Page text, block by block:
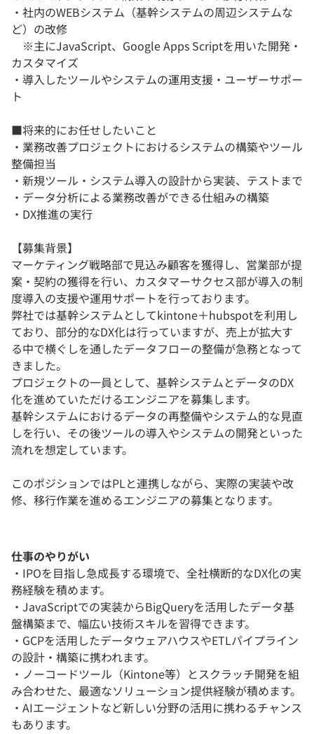
・社内のWEBシステム（基幹システムの周辺システムな
ど）の改修
※主にJavaScript、Google Apps Scriptを用いた開発・
カスタマイズ
・導入したツールやシステムの運用支援・ユーザーサポー
ト
■将来的にお任せしたいこと
・業務改善プロジェクトにおけるシステムの構築やツール
整備担当
・新規ツール・システム導入の設計から実装、テストまで
・データ分析による業務改善ができる仕組みの構築
・DX推進の実行
【募集背景】
マーケティング戦略部で見込み顧客を獲得し、営業部が提
案・契約の獲得を行い、カスタマーサクセス部が導入の制
度導入の支援や運用サポートを行っております。
弊社では基幹システムとしてkintone＋hubspotを利用し
ており、部分的なDX化は行っていますが、売上が拡大す
る中で横ぐしを通したデータフローの整備が急務となって
きました。
プロジェクトの一員として、基幹システムとデータのDX
化を進めていただけるエンジニアを募集します。
基幹システムにおけるデータの再整備やシステム的な見直
しを行い、その後ツールの導入やシステムの開発といった
流れを想定しています。
このポジションではPLと連携しながら、実際の実装や改
修、移行作業を進めるエンジニアの募集となります。
仕事のやりがい
・IPOを目指し急成長する環境で、全社横断的なDX化の実
務経験を積めます。
・JavaScriptでの実装からBigQueryを活用したデータ基
盤構築まで、幅広い技術スキルを習得できます。
・GCPを活用したデータウェアハウスやETLパイプライン
の設計・構築に携われます。
・ノーコードツール（Kintone等）とスクラッチ開発を組
み合わせた、最適なソリューション提供経験が積めます。
・AIエージェントなど新しい分野の活用に携わるチャンス
もあります。